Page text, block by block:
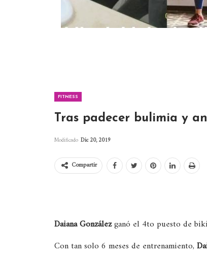
FITNESS
Tras padecer bulimia y
Modificado Dic 20, 2019
Compartir
Daiana Gonzálezganó el 4to puesto de
Con tan solo 6 meses de entrenamiento,